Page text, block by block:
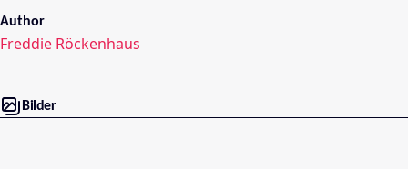
Author
Freddie Röckenhaus
Bilder